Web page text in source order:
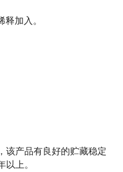
加入。
产品有良好的贮藏稳定
以上。